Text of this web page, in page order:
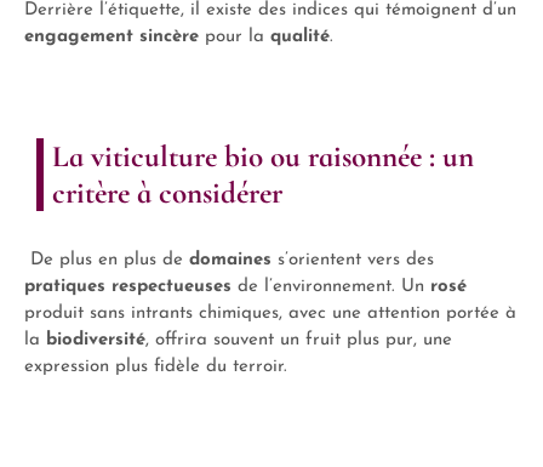
Derrière l’étiquette, il existe des indices qui témoignent d’un
engagement sincère pour la qualité.
La viticulture bio ou raisonnée : un
critère à considérer
De plus en plus de domaines s’orientent vers des
pratiques respectueuses de l’environnement. Un rosé
produit sans intrants chimiques, avec une attention portée à
la biodiversité, offrira souvent un fruit plus pur, une
expression plus fidèle du terroir.